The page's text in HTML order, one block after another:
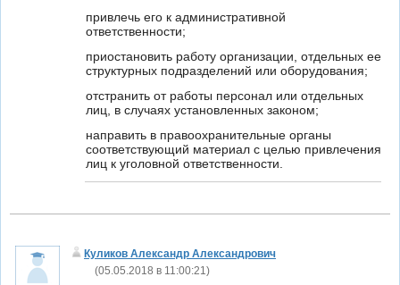
привлечь его к административной
ответственности;
приостановить работу организации, отдельных ее
структурных подразделений или оборудования;
отстранить от работы персонал или отдельных
лиц, в случаях установленных законом;
направить в правоохранительные органы
соответствующий материал с целью привлечения
лиц к уголовной ответственности.
Куликов Александр Александрович
(05.05.2018 в 11:00:21)